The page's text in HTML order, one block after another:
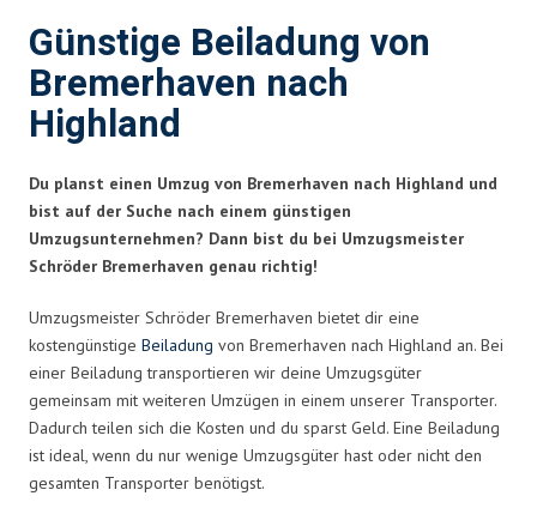
Günstige Beiladung von
Bremerhaven nach
Highland
Du planst einen Umzug von Bremerhaven nach Highland und
bist auf der Suche nach einem günstigen
Umzugsunternehmen? Dann bist du bei Umzugsmeister
Schröder Bremerhaven genau richtig!
Umzugsmeister Schröder Bremerhaven bietet dir eine
kostengünstige Beiladung von Bremerhaven nach Highland an. Bei
einer Beiladung transportieren wir deine Umzugsgüter
gemeinsam mit weiteren Umzügen in einem unserer Transporter.
Dadurch teilen sich die Kosten und du sparst Geld. Eine Beiladung
ist ideal, wenn du nur wenige Umzugsgüter hast oder nicht den
gesamten Transporter benötigst.